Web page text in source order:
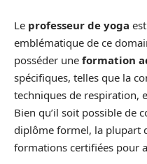
Le professeur de yoga
emblématique de ce
posséder une formation
spécifiques, telles que la
techniques de respiration,
Bien qu’il soit possible de
diplôme formel, la plupart
formations certifiées pour